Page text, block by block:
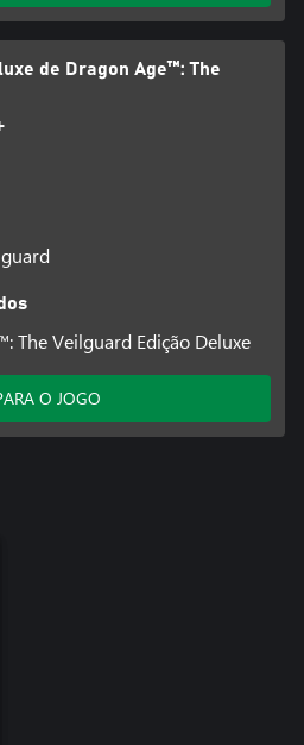
de Dragon Age™: The
The Veilguard Edição Deluxe
O JOGO